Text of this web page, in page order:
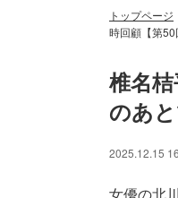
トップページ
時回顧【第50
椎名
のあ
2025.12.15